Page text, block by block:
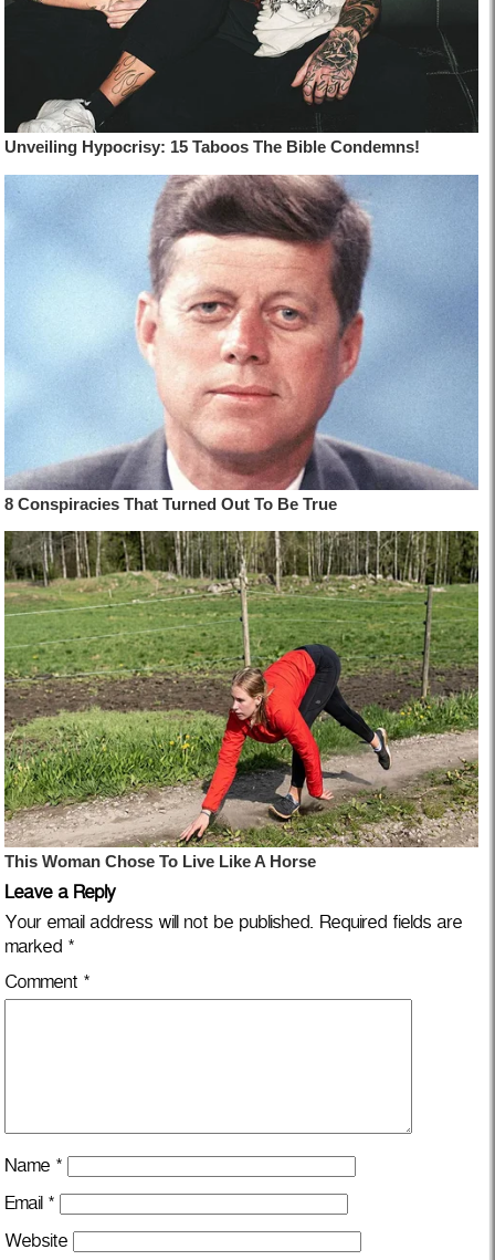
Leave a Reply
Your email address will not be published. Required fields are
marked *
Comment *
Name *
Email *
Website